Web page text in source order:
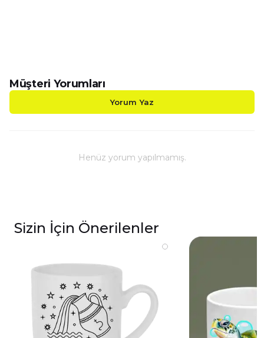
Müşteri Yorumları
Yorum Yaz
Henüz yorum yapılmamış.
Sizin İçin Önerilenler